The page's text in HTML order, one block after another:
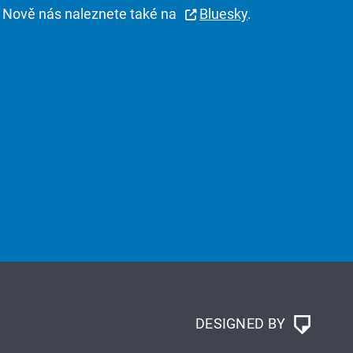
Nově nás naleznete také na Bluesky.
DESIGNED BY